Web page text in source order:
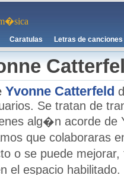
Caratulas Letras de canciones
Yvonne Catterfeld
Se tratan de
alg�n acorde de
que colaboraras
o se puede
el espacio habilitado.